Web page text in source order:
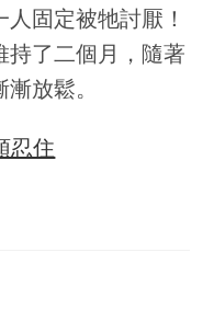
固定被牠討厭！
持了二個月，隨著
放鬆。